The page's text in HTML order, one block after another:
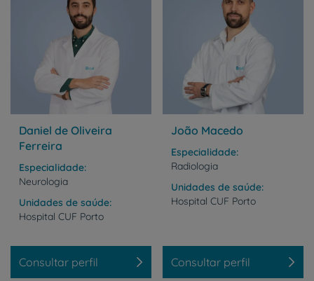
Daniel de Oliveira
Ferreira
Especialidade
Neurologia
Unidades de saúde
Hospital CUF Porto
Consultar perfil
João Macedo
Especialidade
Radiologia
Unidades de saúde
Hospital CUF Porto
Consultar perfil